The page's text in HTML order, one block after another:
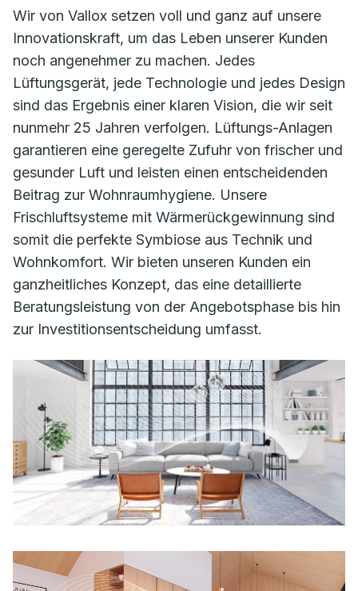
Wir von Vallox setzen voll und ganz auf unsere
Innovationskraft, um das Leben unserer Kunden
noch angenehmer zu machen. Jedes
Lüftungsgerät, jede Technologie und jedes Design
sind das Ergebnis einer klaren Vision, die wir seit
nunmehr 25 Jahren verfolgen. Lüftungs-Anlagen
garantieren eine geregelte Zufuhr von frischer und
gesunder Luft und leisten einen entscheidenden
Beitrag zur Wohnraumhygiene. Unsere
Frischluftsysteme mit Wärmerückgewinnung sind
somit die perfekte Symbiose aus Technik und
Wohnkomfort. Wir bieten unseren Kunden ein
ganzheitliches Konzept, das eine detaillierte
Beratungsleistung von der Angebotsphase bis hin
zur Investitionsentscheidung umfasst.